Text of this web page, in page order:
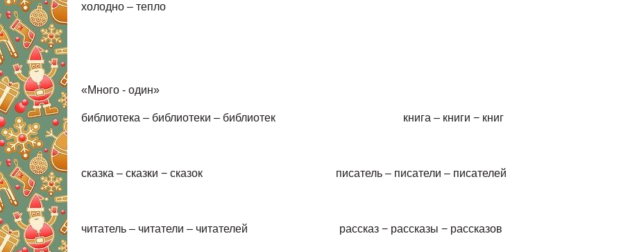
холодно – тепло
«Много - один»
библиотека – библиотеки – библиотек книга – книги − книг
сказка – сказки − сказок писатель – писатели – писателей
читатель – читатели – читателей рассказ − рассказы −